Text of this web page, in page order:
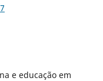
e educação em